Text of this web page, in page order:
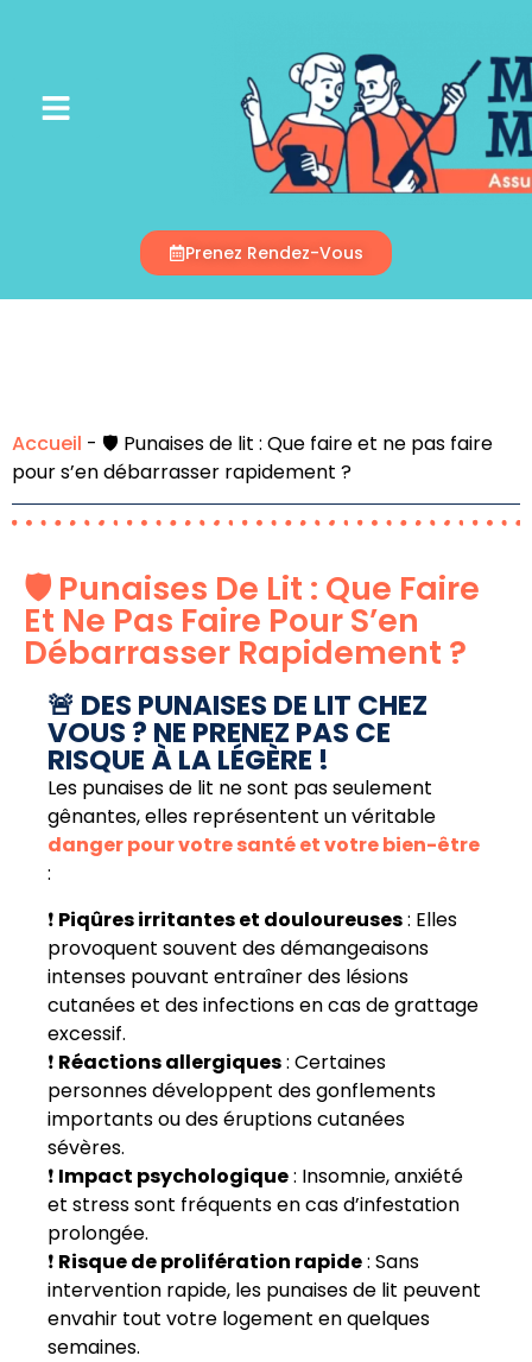
Appelez-Nous
Prenez Rendez-Vous
Accueil - 🛡️ Punaises de lit : Que faire et ne pas faire
pour s’en débarrasser rapidement ?
🛡️ Punaises De Lit : Que Faire
Et Ne Pas Faire Pour S’en
Débarrasser Rapidement ?
🚨 DES PUNAISES DE LIT CHEZ
VOUS ? NE PRENEZ PAS CE
RISQUE À LA LÉGÈRE !
Les punaises de lit ne sont pas seulement
gênantes, elles représentent un véritable
danger pour votre santé et votre bien-être
:
❗ Piqûres irritantes et douloureuses: Elles
provoquent souvent des démangeaisons
intenses pouvant entraîner des lésions
cutanées et des infections en cas de grattage
excessif.
❗ Réactions allergiques: Certaines
personnes développent des gonflements
importants ou des éruptions cutanées
sévères.
❗ Impact psychologique: Insomnie, anxiété
et stress sont fréquents en cas d’infestation
prolongée.
❗ Risque de prolifération rapide: Sans
intervention rapide, les punaises de lit peuvent
envahir tout votre logement en quelques
semaines.